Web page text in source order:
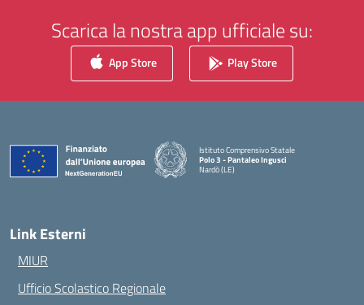
Scarica la nostra app ufficiale su:
App Store Play Store
Istituto Comprensivo Statale
Polo 3 - Pantaleo Ingusci
Nardò (LE)
Link Esterni
MIUR
Ufficio Scolastico Regionale